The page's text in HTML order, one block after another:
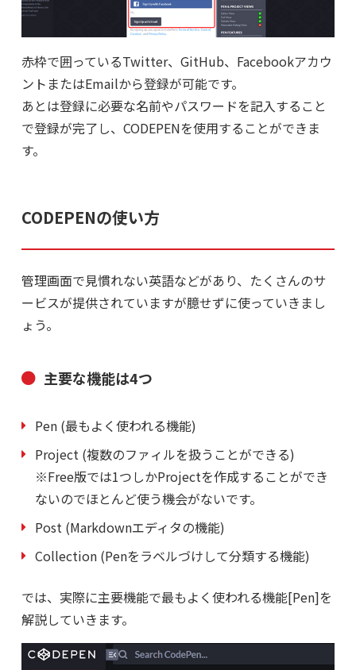
赤枠で囲っているTwitter、GitHub、Facebookアカウ
ントまたはEmailから登録が可能です。
あとは登録に必要な名前やパスワードを記入すること
で登録が完了し、CODEPENを使用することができま
す。
CODEPENの使い方
管理画面で見慣れない英語などがあり、たくさんのサ
ービスが提供されていますが臆せずに使っていきまし
ょう。
主要な機能は4つ
Pen (最もよく使われる機能)
Project (複数のファィルを扱うことができる)
※Free版では1つしかProjectを作成することができ
ないのでほとんど使う機会がないです。
Post (Markdownエディタの機能)
Collection (Penをラベルづけして分類する機能)
では、実際に主要機能で最もよく使われる機能[Pen]を
解説していきます。